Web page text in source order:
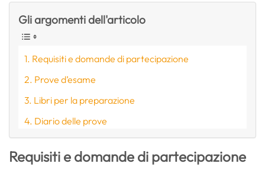
Gli argomenti dell'articolo
Requisiti e domande di partecipazione
Prove d’esame
Libri per la preparazione
Diario delle prove
Requisiti e domande di partecipazione